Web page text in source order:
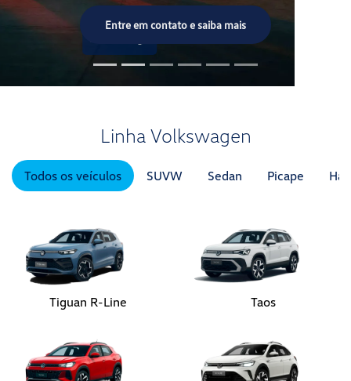
Todos os veículos SUVW Sedan Picape
Tera Novo Nivus
T-Cross Polo Track